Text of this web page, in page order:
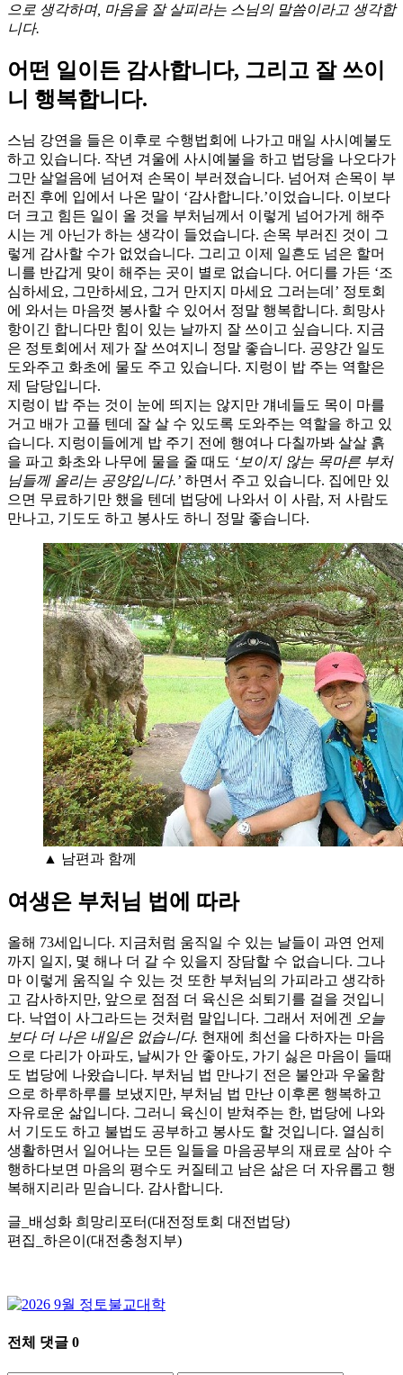
으로 생각하며, 마음을 잘 살피라는 스님의 말씀이라고 생각합
니다.
어떤 일이든 감사합니다, 그리고 잘 쓰이
니 행복합니다.
스님 강연을 들은 이후로 수행법회에 나가고 매일 사시예불도
하고 있습니다. 작년 겨울에 사시예불을 하고 법당을 나오다가
그만 살얼음에 넘어져 손목이 부러졌습니다. 넘어져 손목이 부
러진 후에 입에서 나온 말이 ‘감사합니다.’이었습니다. 이보다
더 크고 힘든 일이 올 것을 부처님께서 이렇게 넘어가게 해주
시는 게 아닌가 하는 생각이 들었습니다. 손목 부러진 것이 그
렇게 감사할 수가 없었습니다. 그리고 이제 일흔도 넘은 할머
니를 반갑게 맞이 해주는 곳이 별로 없습니다. 어디를 가든 ‘조
심하세요, 그만하세요, 그거 만지지 마세요 그러는데’ 정토회
에 와서는 마음껏 봉사할 수 있어서 정말 행복합니다. 희망사
항이긴 합니다만 힘이 있는 날까지 잘 쓰이고 싶습니다. 지금
은 정토회에서 제가 잘 쓰여지니 정말 좋습니다. 공양간 일도
도와주고 화초에 물도 주고 있습니다. 지렁이 밥 주는 역할은
제 담당입니다.
지렁이 밥 주는 것이 눈에 띄지는 않지만 걔네들도 목이 마를
거고 배가 고플 텐데 잘 살 수 있도록 도와주는 역할을 하고 있
습니다. 지렁이들에게 밥 주기 전에 행여나 다칠까봐 살살 흙
을 파고 화초와 나무에 물을 줄 때도 ‘보이지 않는 목마른 부처
님들께 올리는 공양입니다.’ 하면서 주고 있습니다. 집에만 있
으면 무료하기만 했을 텐데 법당에 나와서 이 사람, 저 사람도
만나고, 기도도 하고 봉사도 하니 정말 좋습니다.
▲ 남편과 함께
여생은 부처님 법에 따라
올해 73세입니다. 지금처럼 움직일 수 있는 날들이 과연 언제
까지 일지, 몇 해나 더 갈 수 있을지 장담할 수 없습니다. 그나
마 이렇게 움직일 수 있는 것 또한 부처님의 가피라고 생각하
고 감사하지만, 앞으로 점점 더 육신은 쇠퇴기를 걸을 것입니
다. 낙엽이 사그라드는 것처럼 말입니다. 그래서 저에겐
오늘
보다 더 나은 내일은 없습니다. 현재에 최선을 다하자는 마음
으로 다리가 아파도, 날씨가 안 좋아도, 가기 싫은 마음이 들때
도 법당에 나왔습니다. 부처님 법 만나기 전은 불안과 우울함
으로 하루하루를 보냈지만, 부처님 법 만난 이후론 행복하고
자유로운 삶입니다. 그러니 육신이 받쳐주는 한, 법당에 나와
서 기도도 하고 불법도 공부하고 봉사도 할 것입니다. 열심히
생활하면서 일어나는 모든 일들을 마음공부의 재료로 삼아 수
행하다보면 마음의 평수도 커질테고 남은 삶은 더 자유롭고 행
복해지리라 믿습니다. 감사합니다.
글_배성화 희망리포터(대전정토회 대전법당)
편집_하은이(대전충청지부)
전체 댓글 0